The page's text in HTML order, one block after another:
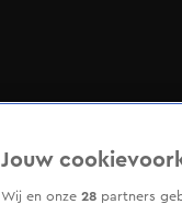
Jouw
Wij en onze 28 partners